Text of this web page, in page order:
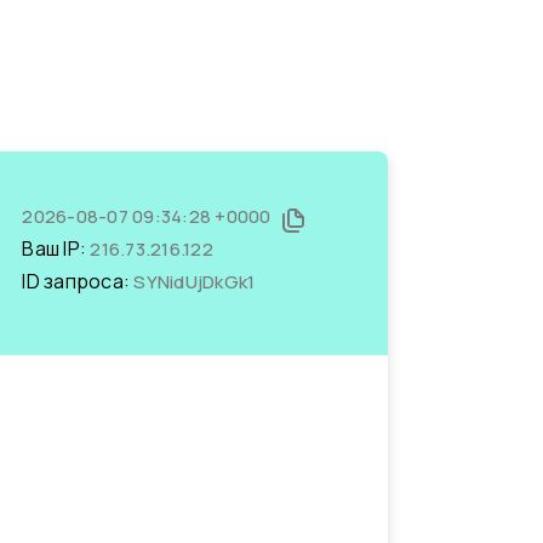
2026-08-07 09:34:28 +0000
Ваш IP:216.73.216.122
ID запроса:SYNidUjDkGk1